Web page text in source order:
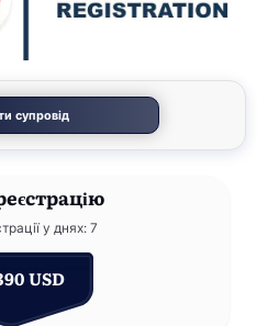
супровід
у днях: 7
USD